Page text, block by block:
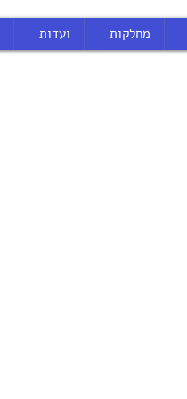
מחלקות ועדות